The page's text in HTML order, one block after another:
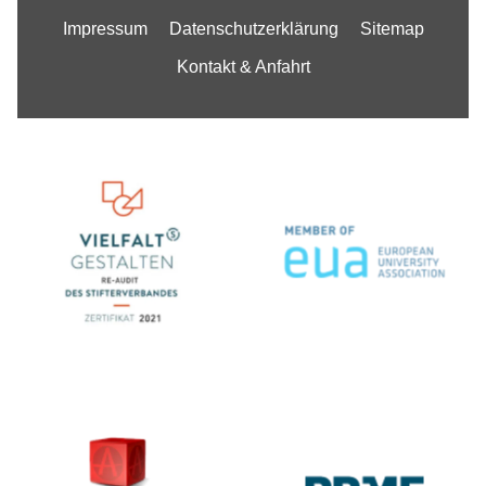
Impressum Datenschutzerklärung Sitemap
Kontakt & Anfahrt